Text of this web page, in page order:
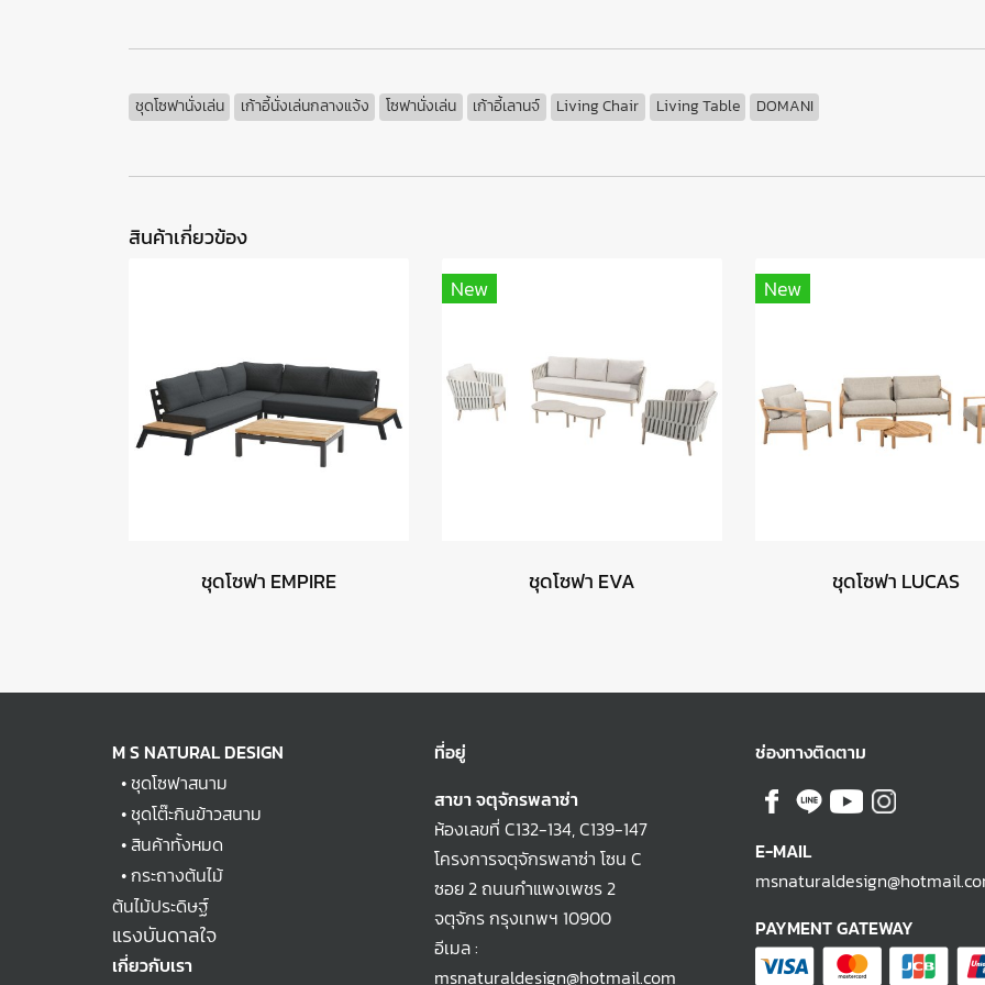
ชุดโซฟานั่งเล่น เก้าอี้นั่งเล่นกลางแจ้ง โซฟานั่งเล่น เก้าอี้เลานจ์ Living Chair Living Table DOMANI
สินค้าเกี่ยวข้อง
ชุดโซฟา EMPIRE
New
ชุดโซฟา EVA
New
ชุดโซฟา LUCAS
M S NATURAL DESIGN
•ชุดโซฟาสนาม
•ชุดโต๊ะกินข้าวสนาม
•สินค้าทั้งหมด
•กระถางต้นไม้
ต้นไม้ประดิษฐ์
แรงบันดาลใจ
เกี่ยวกับเรา
ที่อยู่
สาขา จตุจักรพลาซ่า
ห้องเลขที่ C132-134, C139-147
โครงการจตุจักรพลาซ่า โซน C
ซอย 2 ถนนกำแพงเพชร 2
จตุจักร กรุงเทพฯ 10900
อีเมล :
msnaturaldesign@hotmail.com
ช่องทางติดตาม
E-MAIL
PAYMENT GATEWAY